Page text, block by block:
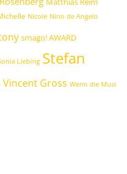
Nicole Nino de Angelo
smago! AWARD
Liebing Stefan
Vincent Gross Wenn die Musi